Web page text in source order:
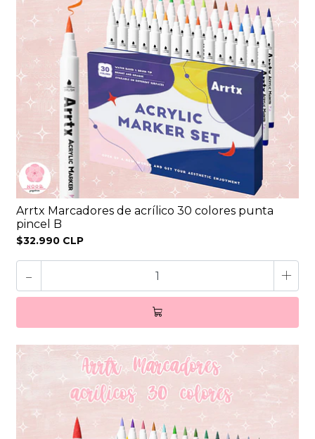
Arrtx Marcadores de acrílico 30 colores punta
pincel B
$32.990 CLP
- +